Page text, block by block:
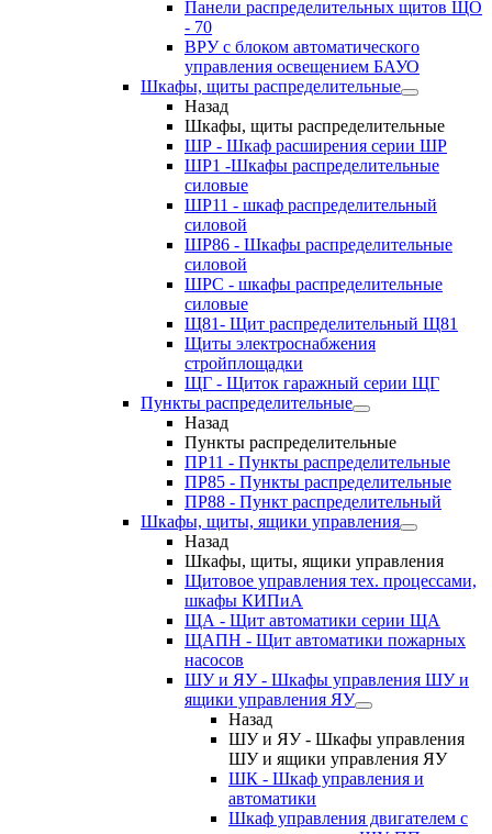
Панели распределительных щитов ЩО
- 70
ВРУ с блоком автоматического
управления освещением БАУО
Шкафы, щиты распределительные
Назад
Шкафы, щиты распределительные
ШР - Шкаф расширения серии ШР
ШР1 -Шкафы распределительные
силовые
ШР11 - шкаф распределительный
силовой
ШР86 - Шкафы распределительные
силовой
ШРС - шкафы распределительные
силовые
Щ81- Щит распределительный Щ81
Щиты электроснабжения
стройплощадки
ЩГ - Щиток гаражный серии ЩГ
Пункты распределительные
Назад
Пункты распределительные
ПР11 - Пункты распределительные
ПР85 - Пункты распределительные
ПР88 - Пункт распределительный
Шкафы, щиты, ящики управления
Назад
Шкафы, щиты, ящики управления
Щитовое управления тех. процессами,
шкафы КИПиА
ЩА - Щит автоматики серии ЩА
ЩАПН - Щит автоматики пожарных
насосов
ШУ и ЯУ - Шкафы управления ШУ и
ящики управления ЯУ
Назад
ШУ и ЯУ - Шкафы управления
ШУ и ящики управления ЯУ
ШК - Шкаф управления и
автоматики
Шкаф управления двигателем с